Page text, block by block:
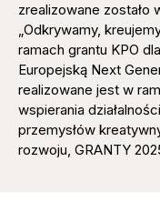
zrealizowane zostało
„Odkrywamy,
ramach grantu KPO
Europejską Next
realizowane jest w
wspierania
przemysłów
rozwoju, GRANTY